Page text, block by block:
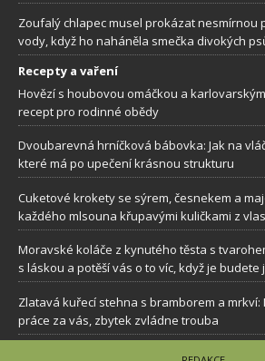
Zoufalý chlapec musel prokázat nesmírnou
vody, když ho naháněla smečka divokých
Recepty a vaření
Hovězí s houbovou omáčkou a
recept pro rodinné obědy
Dvoubarevná hrníčková bábovka: Jak na
které má po upečení krásnou strukturu
Cuketové krokety se sýrem, česnekem a
každého mlsouna křupavými kuličkami z
Moravské koláče z kynutého těsta s
s láskou a potěší vás o to víc, když je budete
Zlatavá kuřecí stehna s bramborem a
práce za vás, zbytek zvládne trouba